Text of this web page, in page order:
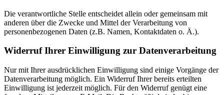
Die verantwortliche Stelle entscheidet allein oder gemeinsam mit
anderen über die Zwecke und Mittel der Verarbeitung von
personenbezogenen Daten (z.B. Namen, Kontaktdaten o. Ä.).
Widerruf Ihrer Einwilligung zur Datenverarbeitung
Nur mit Ihrer ausdrücklichen Einwilligung sind einige Vorgänge der
Datenverarbeitung möglich. Ein Widerruf Ihrer bereits erteilten
Einwilligung ist jederzeit möglich. Für den Widerruf genügt eine